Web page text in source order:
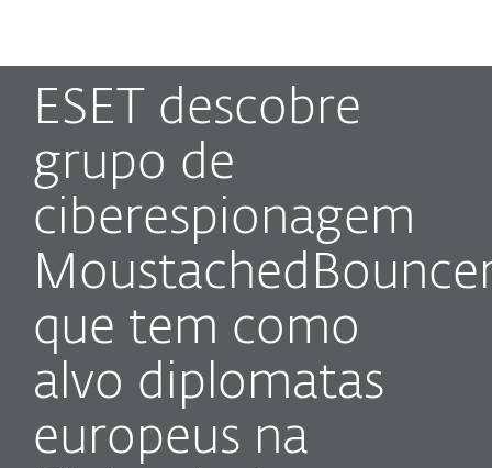
ESET descobre
grupo de
ciberespionagem
que tem como
alvo diplomatas
europeus na